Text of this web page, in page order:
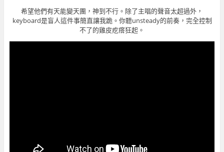
希望他們有天能變天團，神到不行。除了主唱的聲音太超過外，
keyboard是盲人這件事簡直讓我跪。你聽unsteady的前奏，完全控制
不了的雞皮疙瘩狂起。